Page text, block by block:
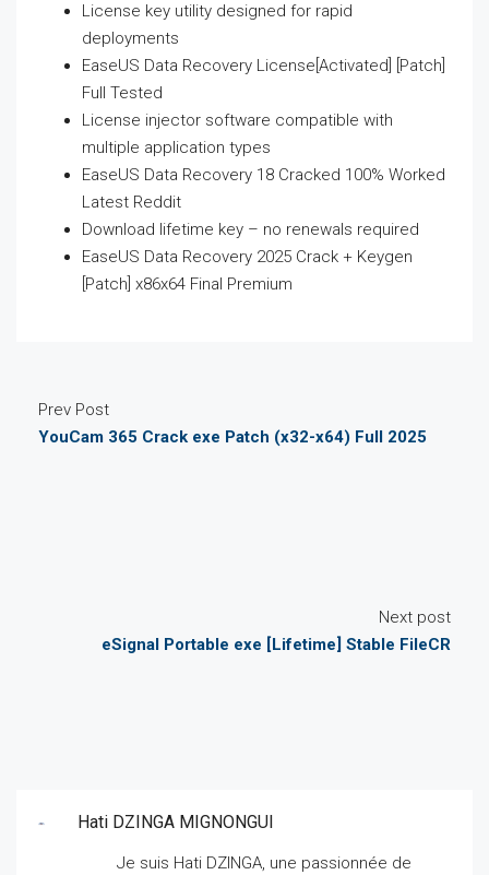
License key utility designed for rapid
deployments
EaseUS Data Recovery License[Activated] [Patch]
Full Tested
License injector software compatible with
multiple application types
EaseUS Data Recovery 18 Cracked 100% Worked
Latest Reddit
Download lifetime key – no renewals required
EaseUS Data Recovery 2025 Crack + Keygen
[Patch] x86x64 Final Premium
Prev Post
YouCam 365 Crack exe Patch (x32-x64) Full 2025
Next post
eSignal Portable exe [Lifetime] Stable FileCR
Hati DZINGA MIGNONGUI
Je suis Hati DZINGA, une passionnée de